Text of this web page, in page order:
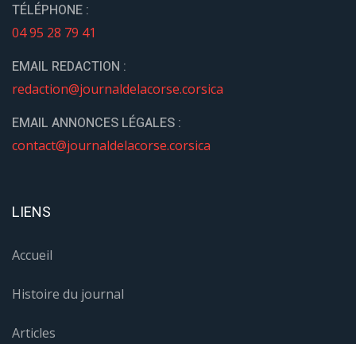
TÉLÉPHONE :
04 95 28 79 41
EMAIL REDACTION :
redaction@journaldelacorse.corsica
EMAIL ANNONCES LÉGALES :
contact@journaldelacorse.corsica
LIENS
Accueil
Histoire du journal
Articles